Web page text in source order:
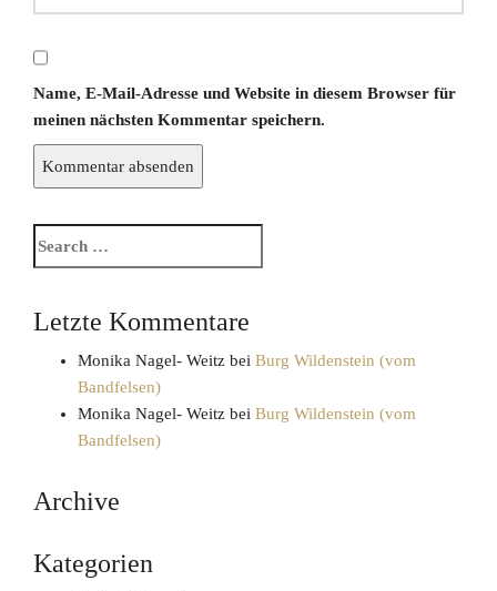
Name, E-Mail-Adresse und Website in diesem Browser für
meinen nächsten Kommentar speichern.
Letzte Kommentare
Monika Nagel- Weitz bei Burg Wildenstein (vom
Bandfelsen)
Monika Nagel- Weitz bei Burg Wildenstein (vom
Bandfelsen)
Archive
Kategorien